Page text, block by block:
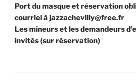
Port du masque et réservation
courriel à jazzachevilly@free.fr
Les mineurs et les demandeurs
invités (sur réservation)